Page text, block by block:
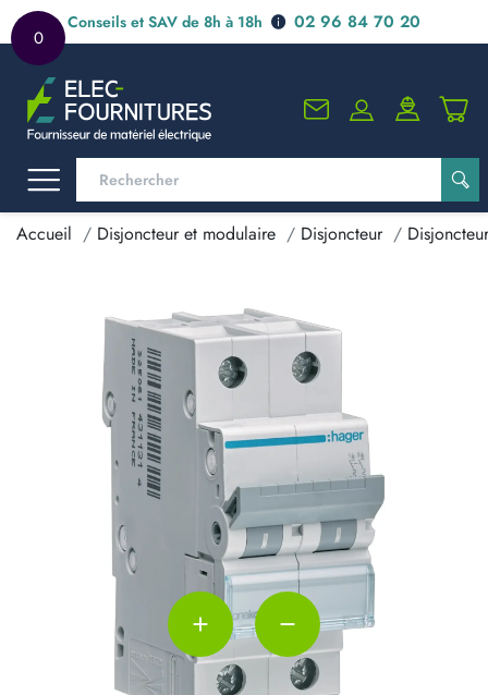
0
Conseils et SAV de 8h à 18h 02 96 84 70 20
Accueil Disjoncteur et modulaire Disjoncteur
add remove